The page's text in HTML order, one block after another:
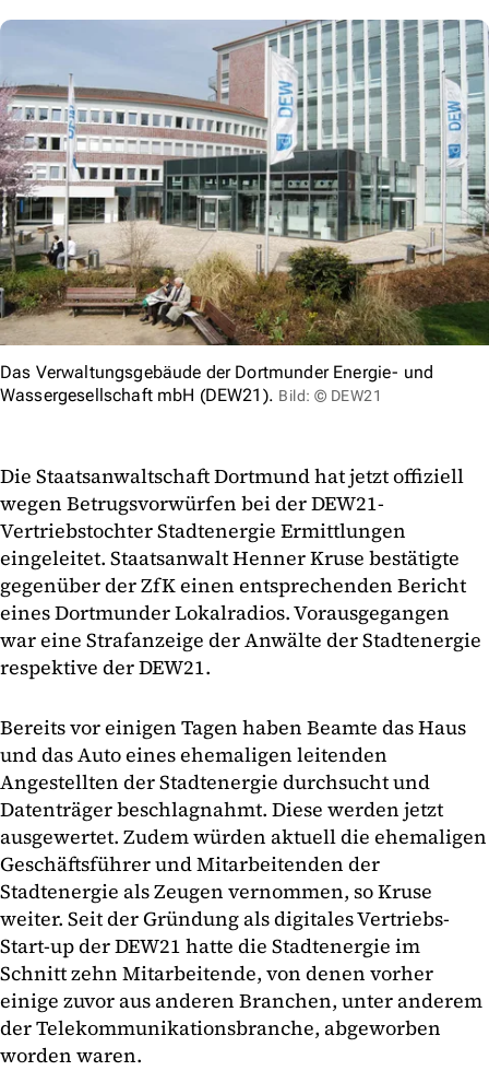
Das Verwaltungsgebäude der Dortmunder Energie- und
Wassergesellschaft mbH (DEW21). Bild: © DEW21
Die Staatsanwaltschaft Dortmund hat jetzt offiziell
wegen Betrugsvorwürfen bei der DEW21-
Vertriebstochter Stadtenergie Ermittlungen
eingeleitet. Staatsanwalt Henner Kruse bestätigte
gegenüber der ZfK einen entsprechenden Bericht
eines Dortmunder Lokalradios. Vorausgegangen
war eine Strafanzeige der Anwälte der Stadtenergie
respektive der DEW21.
Bereits vor einigen Tagen haben Beamte das Haus
und das Auto eines ehemaligen leitenden
Angestellten der Stadtenergie durchsucht und
Datenträger beschlagnahmt. Diese werden jetzt
ausgewertet. Zudem würden aktuell die ehemaligen
Geschäftsführer und Mitarbeitenden der
Stadtenergie als Zeugen vernommen, so Kruse
weiter. Seit der Gründung als digitales Vertriebs-
Start-up der DEW21 hatte die Stadtenergie im
Schnitt zehn Mitarbeitende, von denen vorher
einige zuvor aus anderen Branchen, unter anderem
der Telekommunikationsbranche, abgeworben
worden waren.